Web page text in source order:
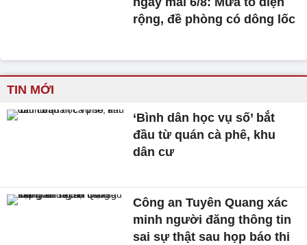
rộng, đề phòng có dông lốc
TIN MỚI
‘Bình dân học vụ số’ bắt
đầu từ quán cà phê, khu
dân cư
Công an Tuyên Quang xác
minh người đăng thông tin
sai sự thật sau họp báo thi